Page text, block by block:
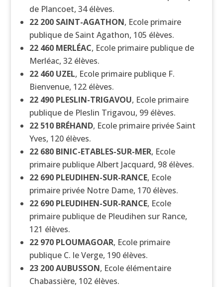
de Plancoet, 34 élèves.
22 200 SAINT-AGATHON, Ecole primaire
publique de Saint Agathon, 105 élèves.
22 460 MERLÉAC, Ecole primaire publique de
Merléac, 32 élèves.
22 460 UZEL, Ecole primaire publique F.
Bienvenue, 122 élèves.
22 490 PLESLIN-TRIGAVOU, Ecole primaire
publique de Pleslin Trigavou, 99 élèves.
22 510 BRÉHAND, Ecole primaire privée Saint
Yves, 120 élèves.
22 680 BINIC-ETABLES-SUR-MER, Ecole
primaire publique Albert Jacquard, 98 élèves.
22 690 PLEUDIHEN-SUR-RANCE, Ecole
primaire privée Notre Dame, 170 élèves.
22 690 PLEUDIHEN-SUR-RANCE, Ecole
primaire publique de Pleudihen sur Rance,
121 élèves.
22 970 PLOUMAGOAR, Ecole primaire
publique C. le Verge, 190 élèves.
23 200AUBUSSON, Ecole élémentaire
Chabassière, 102 élèves.